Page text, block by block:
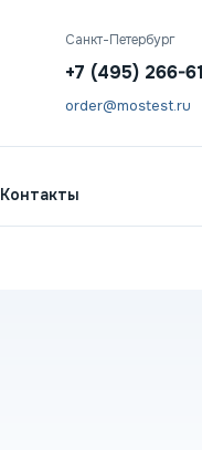
Санкт-Петербург
+7 (495) 266-
order@mostest.ru
Контакты